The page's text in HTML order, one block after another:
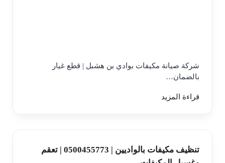
شركة صيانة مكيفات بوادي بن هشبل | قطع غيار
بالضمان…
قراءة المزيد
تنظيف مكيفات بالواديين | 0500455773 | تعقم